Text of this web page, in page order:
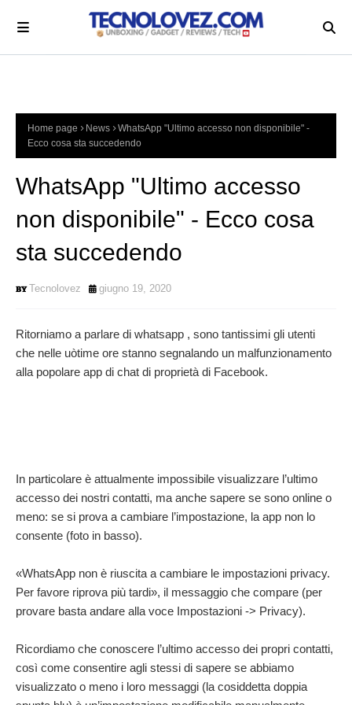
Home page News
WhatsApp "Ultimo accesso non disponibile" -
Ecco cosa sta succedendo
WhatsApp "Ultimo accesso
non disponibile" - Ecco cosa
sta succedendo
Tecnolovez giugno 19, 2020
Ritorniamo a parlare di whatsapp , sono tantissimi gli utenti
che nelle uòtime ore stanno segnalando un malfunzionamento
alla popolare app di chat di proprietà di Facebook.
In particolare è attualmente impossibile visualizzare l’ultimo
accesso dei nostri contatti, ma anche sapere se sono online o
meno: se si prova a cambiare l’impostazione, la app non lo
consente (foto in basso).
«WhatsApp non è riuscita a cambiare le impostazioni privacy.
Per favore riprova più tardi», il messaggio che compare (per
provare basta andare alla voce Impostazioni -> Privacy).
Ricordiamo che conoscere l’ultimo accesso dei propri contatti,
così come consentire agli stessi di sapere se abbiamo
visualizzato o meno i loro messaggi (la cosiddetta doppia